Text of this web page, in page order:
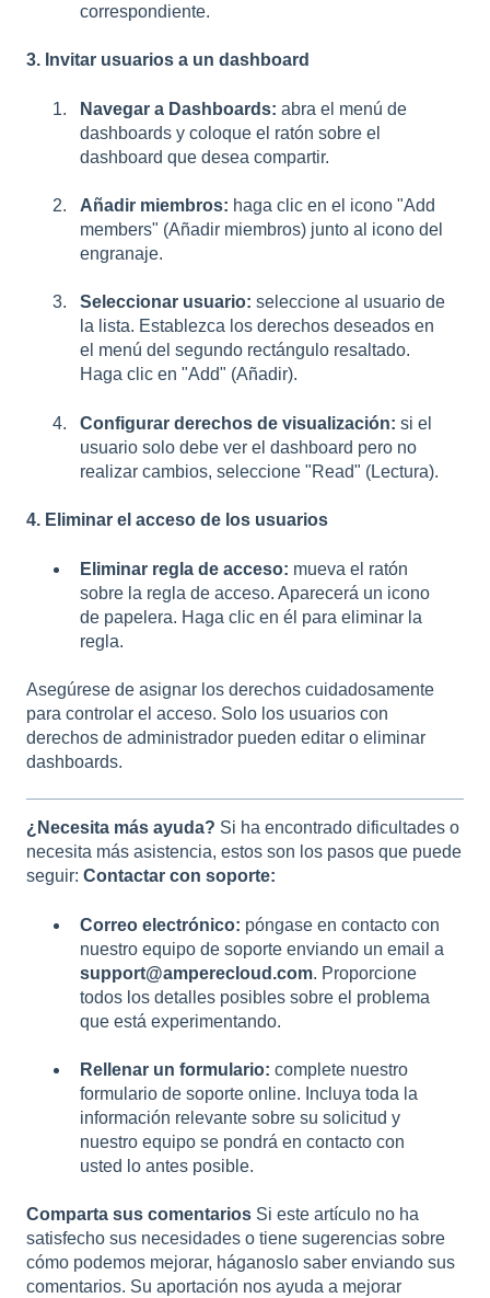
correspondiente.
3. Invitar usuarios a un dashboard
Navegar a Dashboards: abra el menú de
dashboards y coloque el ratón sobre el
dashboard que desea compartir.
Añadir miembros: haga clic en el icono "Add
members" (Añadir miembros) junto al icono del
engranaje.
Seleccionar usuario: seleccione al usuario de
la lista. Establezca los derechos deseados en
el menú del segundo rectángulo resaltado.
Haga clic en "Add" (Añadir).
Configurar derechos de visualización: si el
usuario solo debe ver el dashboard pero no
realizar cambios, seleccione "Read" (Lectura).
4. Eliminar el acceso de los usuarios
Eliminar regla de acceso: mueva el ratón
sobre la regla de acceso. Aparecerá un icono
de papelera. Haga clic en él para eliminar la
regla.
Asegúrese de asignar los derechos cuidadosamente
para controlar el acceso. Solo los usuarios con
derechos de administrador pueden editar o eliminar
dashboards.
¿Necesita más ayuda? Si ha encontrado dificultades o
necesita más asistencia, estos son los pasos que puede
seguir: Contactar con soporte:
Correo electrónico: póngase en contacto con
nuestro equipo de soporte enviando un email a
support@amperecloud.com. Proporcione
todos los detalles posibles sobre el problema
que está experimentando.
Rellenar un formulario: complete nuestro
formulario de soporte online. Incluya toda la
información relevante sobre su solicitud y
nuestro equipo se pondrá en contacto con
usted lo antes posible.
Comparta sus comentarios Si este artículo no ha
satisfecho sus necesidades o tiene sugerencias sobre
cómo podemos mejorar, háganoslo saber enviando sus
comentarios. Su aportación nos ayuda a mejorar